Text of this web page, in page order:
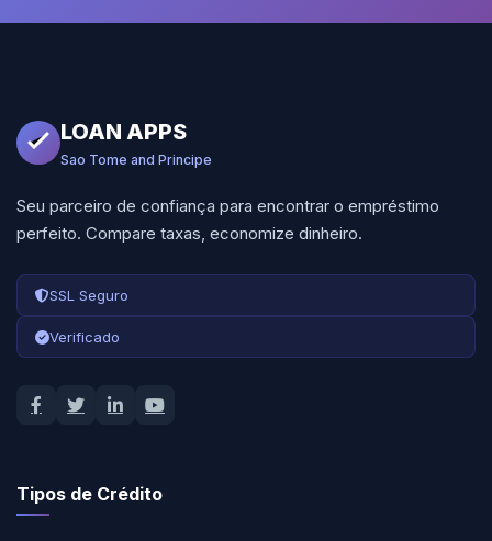
LOAN APPS
Sao Tome and Principe
Seu parceiro de confiança para encontrar o empréstimo
perfeito. Compare taxas, economize dinheiro.
SSL Seguro
Verificado
Tipos de Crédito